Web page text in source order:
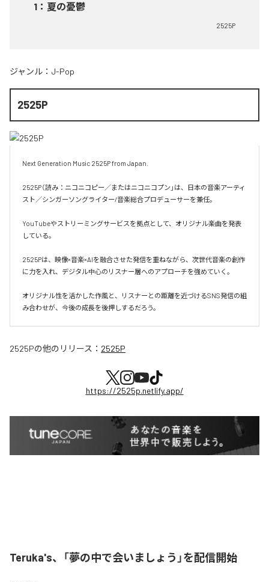
1 ： 夏の憂鬱
2525P
ジャンル： J-Pop
2525P
Next Generation Music 2525P from Japan.
2525P（読み：ニコニコピー／またはニコニコプン」は、日本の音楽アーティ
スト／シンガーソングライター/音楽総合プロデューサーを兼任。
YouTubeやストリーミングサービスを拠点として、オリジナル楽曲を発表
している。
2525Pは、映像×音楽×AIを融合させた発信を重ねながら、次世代音楽の創作
に力を入れ、デジタル中心のリスナー層へのアプローチを強めていく。
オリジナル性を活かした作風と、リスナーとの距離を近づけるSNS発信の組
み合わせが、今後の成長を後押しするだろう。
2525Pの他のリリース： 2525P
https://2525p.netlify.app/
Teruka's、「夢の中で会いましょう」を配信開始